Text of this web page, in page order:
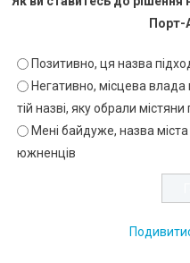
Порт-
Позитивно, ця назва
Негативно, місцева влада
тій назві, яку обрали
Мені байдуже, назва
южненців